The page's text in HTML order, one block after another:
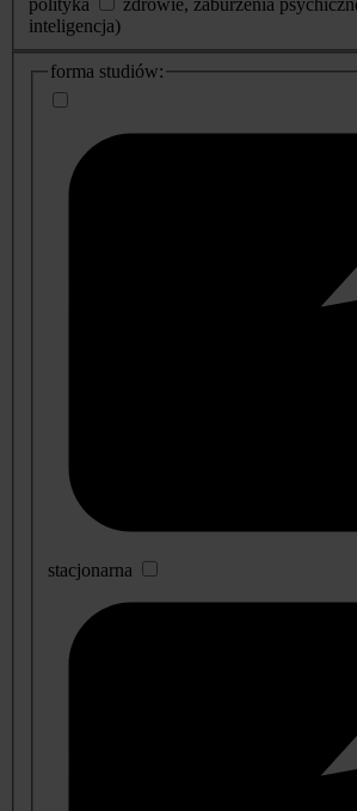
polityka
zdrowie, zaburzenia
inteligencja)
dodatkowe
informacje
forma studiów:
stacjonarna